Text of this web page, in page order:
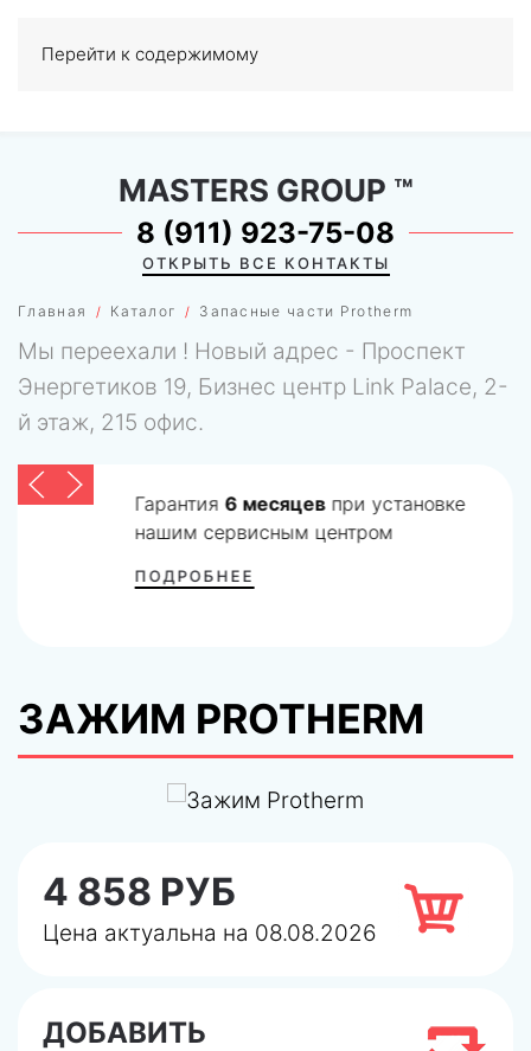
Перейти к содержимому
0
Главная Каталог Запасные части Protherm
MASTERS GROUP ™
8 (911) 923-75-08
ОТКРЫТЬ ВСЕ КОНТАКТЫ
Мы переехали ! Новый адрес - Проспект
Энергетиков 19, Бизнес центр Link Palace, 2-
й этаж, 215 офис.
Гарантия 6 месяцевпри установке
нашим сервисным центром
ПОДРОБНЕЕ
ЗАЖИМ PROTHERM
4 858 РУБ
Цена актуальна на 08.08.2026
ДОБАВИТЬ